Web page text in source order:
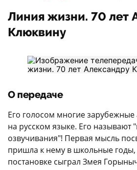
Линия жизни. 70 лет
Клюквину
О передаче
Его голосом многие зарубежные
на русском языке. Его называют
озвучивания"! Первая мысль
пришла к нему в школьные годы,
постановке сыграл Змея